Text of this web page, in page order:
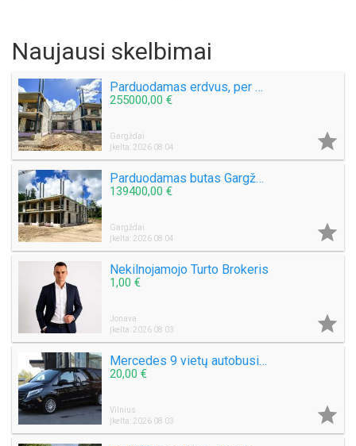
Naujausi skelbimai
Parduodamas erdvus, per 2 aukštus išplanuotas butas Gargždų miesto parke!
255000,00 €
Gargždai
Įkelta: 2026 08 04

Parduodamas butas Gargždų miesto parke! Nauja statyba!
139400,00 €
Gargždai
Įkelta: 2026 08 04

Nekilnojamojo Turto Brokeris
1,00 €
Jonava
Įkelta: 2026 08 03

Mercedes 9 vietų autobusiuko nuoma su vairuotoju, pigiai, greitai, saugiai. Mikroautobuso Mercedes Benz Vito nuoma 8 sėdimos vietos be vairuotojo, bet kuriuo paros metu, paėmimas, nuvežimas kur tik Jums reikia Vilniuje ar visoje Lietuvoje ar užsienyje, ko
20,00 €
Vilnius
Įkelta: 2026 08 03
